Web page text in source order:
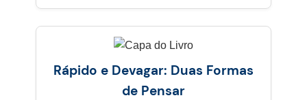
Rápido e Devagar: Duas Formas
de Pensar